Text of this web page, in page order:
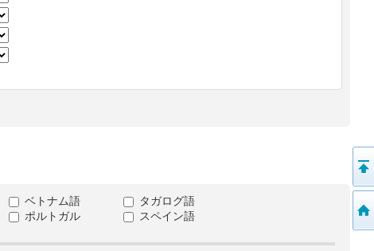
ベトナム語
タガログ語
ポルトガル
スペイン語